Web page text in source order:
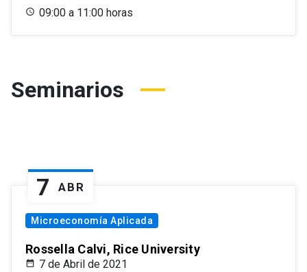
09:00 a 11:00 horas
Seminarios
7 ABR
Microeconomía Aplicada
Rossella Calvi, Rice University
7 de Abril de 2021